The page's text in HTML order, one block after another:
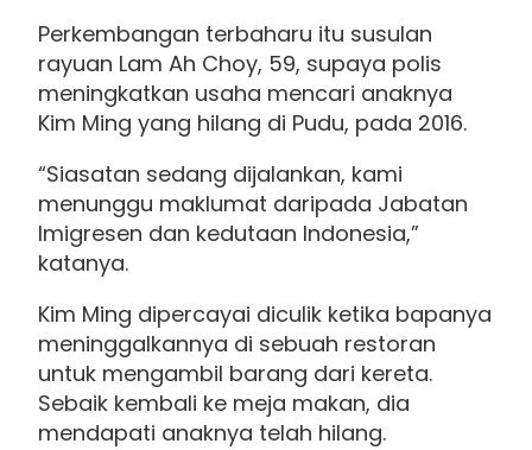
Perkembangan terbaharu itu susulan
rayuan Lam Ah Choy, 59, supaya polis
meningkatkan usaha mencari anaknya
Kim Ming yang hilang di Pudu, pada 2016.
“Siasatan sedang dijalankan, kami
menunggu maklumat daripada Jabatan
Imigresen dan kedutaan Indonesia,”
katanya.
Kim Ming dipercayai diculik ketika bapanya
meninggalkannya di sebuah restoran
untuk mengambil barang dari kereta.
Sebaik kembali ke meja makan, dia
mendapati anaknya telah hilang.